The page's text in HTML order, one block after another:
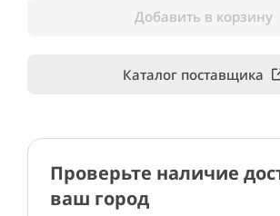
Добавить в корзину
Каталог поставщика
Проверьте наличие
ваш город